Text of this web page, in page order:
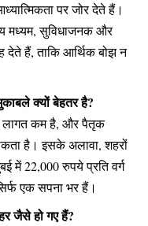
पर जोर देते हैं।
मध्यम, सुविधाजनक और
देते हैं, ताकि आर्थिक बोझ न
क्यों बेहतर है?
लागत कम है, और पैतृक
है। इसके अलावा, शहरों
में 22,000 रुपये प्रति वर्ग
एक सपना भर हैं।
जैसे हो गए हैं?